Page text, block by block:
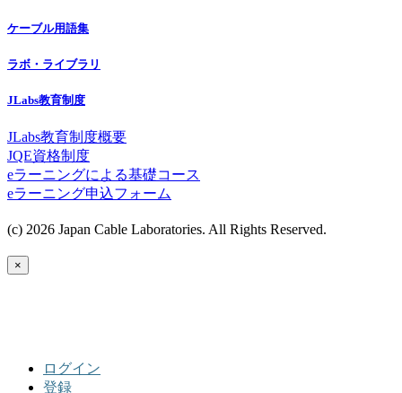
ケーブル用語集
ラボ・ライブラリ
JLabs教育制度
JLabs教育制度概要
JQE資格制度
eラーニングによる基礎コース
eラーニング申込フォーム
(c) 2026 Japan Cable Laboratories. All Rights Reserved.
×
ログイン
登録